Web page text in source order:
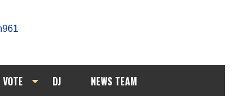
DJ
NEWS TEAM